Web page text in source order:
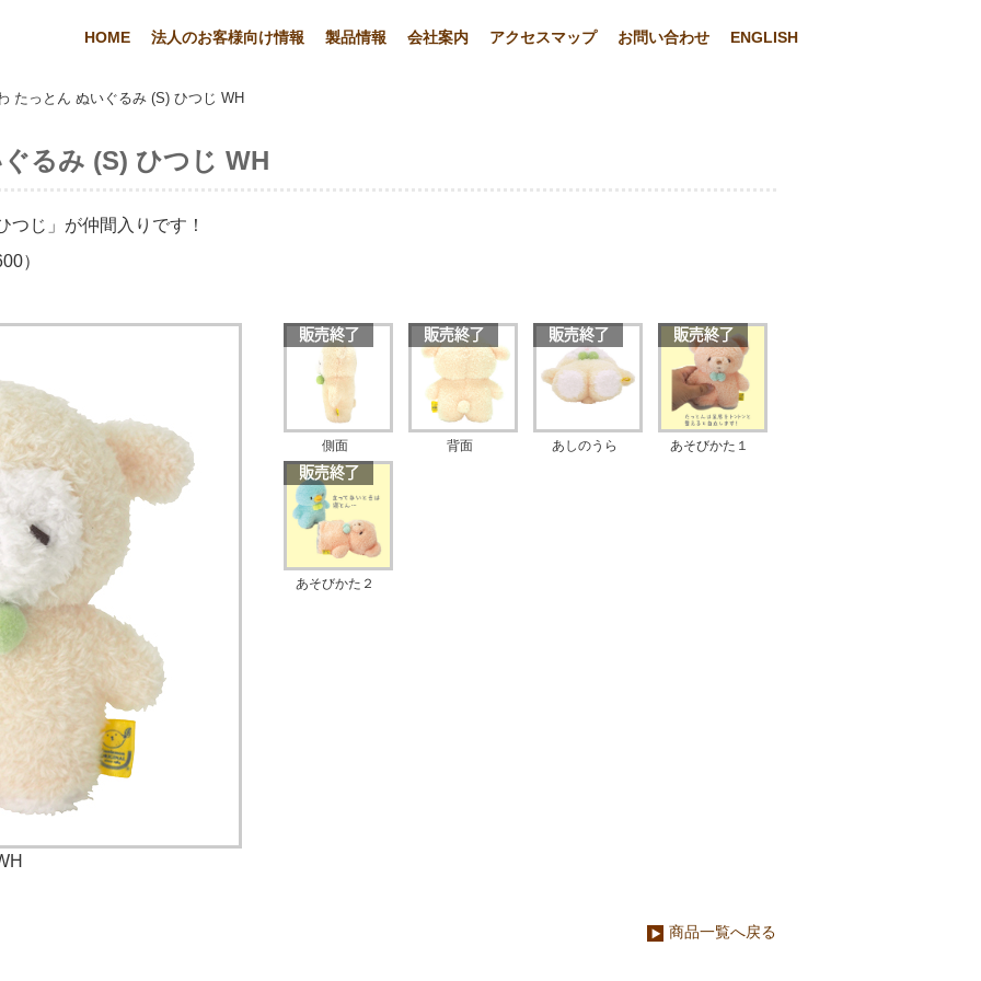
HOME 法人のお客様向け情報 製品情報 会社案内 アクセスマップ お問い合わせ ENGLISH
たっとん ぬいぐるみ (S) ひつじ WH
るみ (S) ひつじ WH
つじ」が仲間入りです！
）
側面 背面 あしのうら あそびかた１
あそびかた２
商品一覧へ戻る